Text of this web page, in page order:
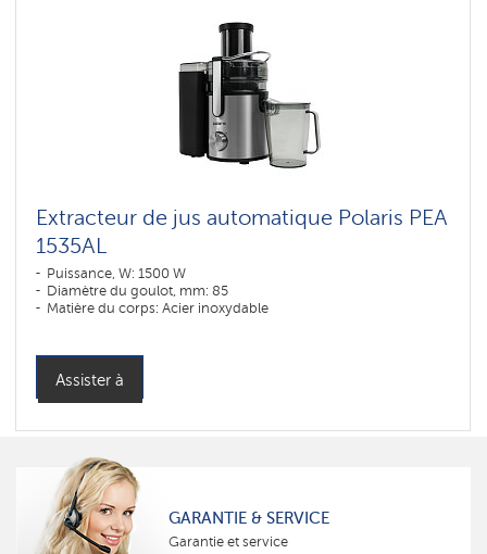
Extracteur de jus automatique Polaris PEA
1535АL
Puissance, W: 1500 W
Diamètre du goulot, mm: 85
Matière du corps: Acier inoxydable
Assister à
GARANTIE & SERVICE
Garantie et service